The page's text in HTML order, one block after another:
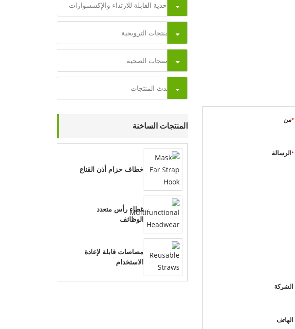
*من
*الرسالة
الشركة
الهاتف
الأحذية القابلة للارتداء والإكسسوارات
المنتجات الترويجية
المنتجات الصحية
أحدث المنتجات
المنتجات الساخنة
خطاف حزام أذن القناع
غطاء رأس متعدد
الوظائف
مصاصات قابلة لإعادة
الاستخدام